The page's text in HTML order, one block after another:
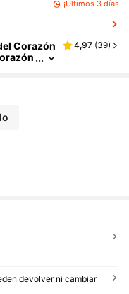
¡Últimos 3 días
Corazón
joyería
son fác
por sí mi
4,97 (39)
devolver ni cambiar